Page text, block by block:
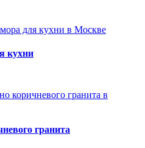
кухни
гранита